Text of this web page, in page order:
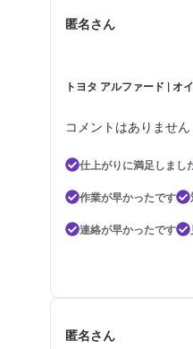
匿名さん
トヨタ アルファード | オ
コメントはありません
仕上がりに満足しまし
作業が早かったです
連絡が早かったです
匿名さん